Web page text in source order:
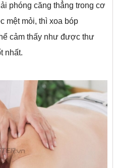
phóng căng thẳng trong cơ
mệt mỏi, thì xoa bóp
cảm thấy như được thư
nhất.